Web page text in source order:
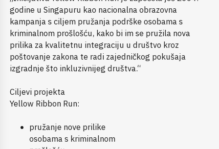
godine u Singapuru kao nacionalna obrazovna
kampanja s ciljem pružanja podrške osobama s
kriminalnom prošlošću, kako bi im se pružila nova
prilika za kvalitetnu integraciju u društvo kroz
poštovanje zakona te radi zajedničkog pokušaja
izgradnje što inkluzivnijeg društva.“
Ciljevi projekta
Yellow Ribbon Run:
pružanje nove prilike
osobama s kriminalnom